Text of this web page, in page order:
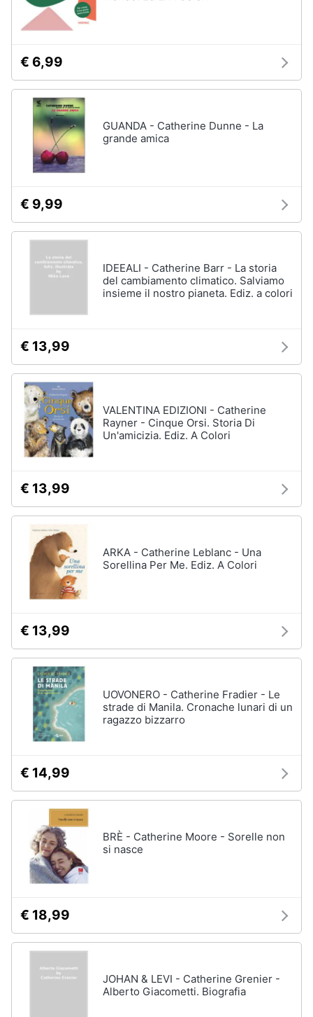
€ 6,99
GUANDA - Catherine Dunne - La
grande amica
€ 9,99
IDEEALI - Catherine Barr - La storia
del cambiamento climatico. Salviamo
insieme il nostro pianeta. Ediz. a colori
€ 13,99
VALENTINA EDIZIONI - Catherine
Rayner - Cinque Orsi. Storia Di
Un'amicizia. Ediz. A Colori
€ 13,99
ARKA - Catherine Leblanc - Una
Sorellina Per Me. Ediz. A Colori
€ 13,99
UOVONERO - Catherine Fradier - Le
strade di Manila. Cronache lunari di un
ragazzo bizzarro
€ 14,99
BRÈ - Catherine Moore - Sorelle non
si nasce
€ 18,99
JOHAN & LEVI - Catherine Grenier -
Alberto Giacometti. Biografia